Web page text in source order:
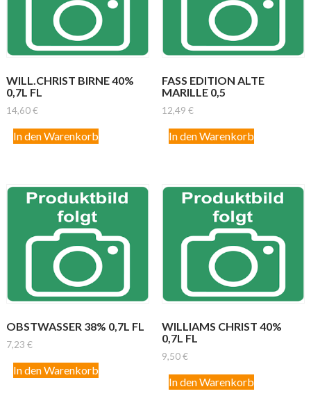
WILL.CHRIST BIRNE 40%
0,7L FL
14,60€
In den Warenkorb
FASS EDITION ALTE
MARILLE 0,5
12,49 €
In den Warenkorb
OBSTWASSER 38% 0,7L FL
7,23 €
In den Warenkorb
WILLIAMS CHRIST 40%
0,7L FL
9,50€
In den Warenkorb